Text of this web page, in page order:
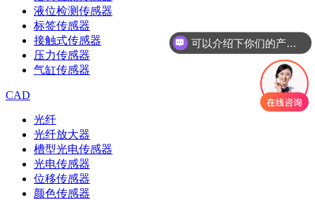
液位检测传感器
标签传感器
接触式传感器
压力传感器
气缸传感器
CAD
光纤
光纤放大器
槽型光电传感器
光电传感器
位移传感器
颜色传感器
可以介绍下你们的产品么